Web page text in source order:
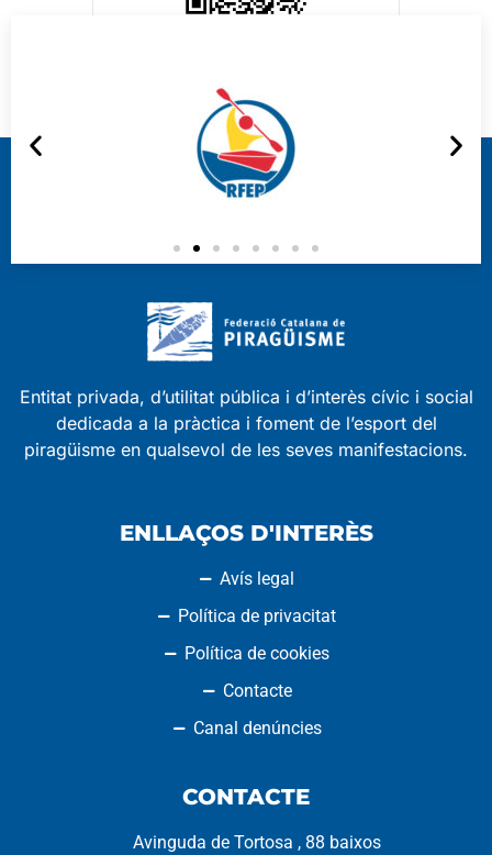
Entitat privada, d’utilitat pública i d’interès cívic i social
dedicada a la pràctica i foment de l’esport del
piragüisme en qualsevol de les seves manifestacions.
ENLLAÇOS D'INTERÈS
Avís legal
Política de privacitat
Política de cookies
Contacte
Canal denúncies
CONTACTE
Avinguda de Tortosa , 88 baixos